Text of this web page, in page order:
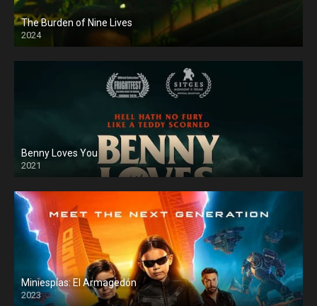
The Burden of Nine Lives
2024
Benny Loves You
2021
Miniespías: El Armagedón
2023